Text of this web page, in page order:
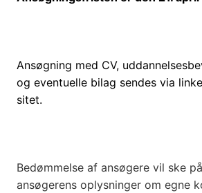
Ansøgning med CV,
og eventuelle bilag sendes via
sitet.
Bedømmelse af ansøgere vil ske
ansøgerens oplysninger om egne